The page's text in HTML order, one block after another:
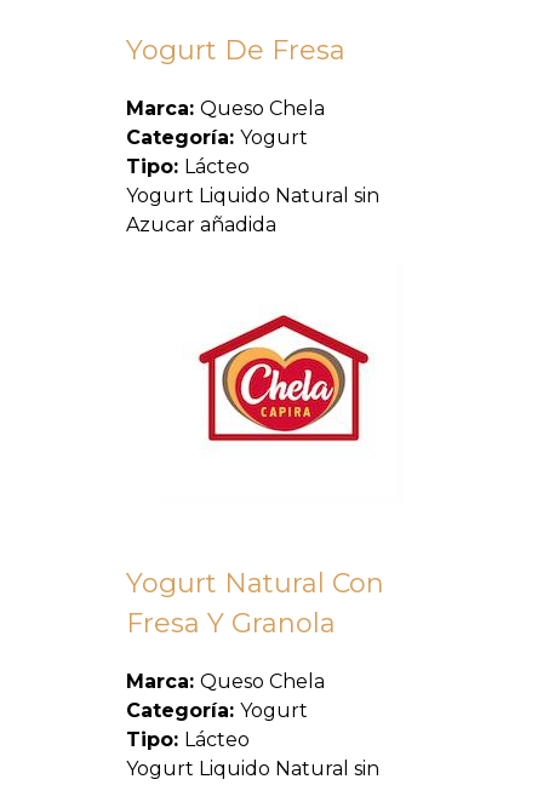
Yogurt De Fresa
Marca: Queso Chela
Categoría: Yogurt
Tipo: Lácteo
Yogurt Liquido Natural sin
Azucar añadida
Yogurt Natural Con
Fresa Y Granola
Marca: Queso Chela
Categoría: Yogurt
Tipo: Lácteo
Yogurt Liquido Natural sin